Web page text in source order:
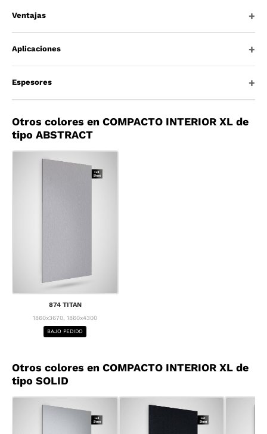
Ventajas
Aplicaciones
Espesores
Otros colores en COMPACTO INTERIOR XL de
tipo ABSTRACT
874 TITAN
1860x3670, 1860x4300
BAJO PEDIDO
Otros colores en COMPACTO INTERIOR XL de
tipo SOLID